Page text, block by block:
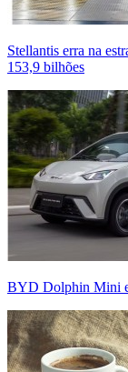
Stellantis erra na
153,9 bilhões
BYD Dolphin Mini